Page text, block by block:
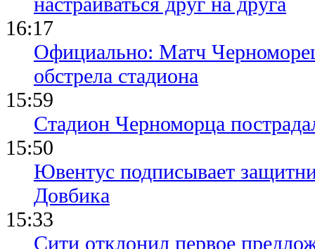
16:17
Официально: Матч
обстрела стадиона
15:59
Стадион Черноморца
15:50
Ювентус подписывает
Довбика
15:33
Сити отклонил первое